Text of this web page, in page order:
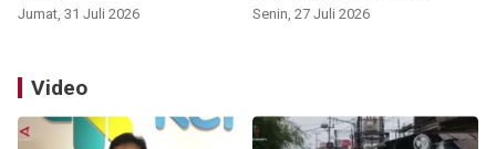
Jumat, 31 Juli 2026 Senin, 27 Juli 2026
Video